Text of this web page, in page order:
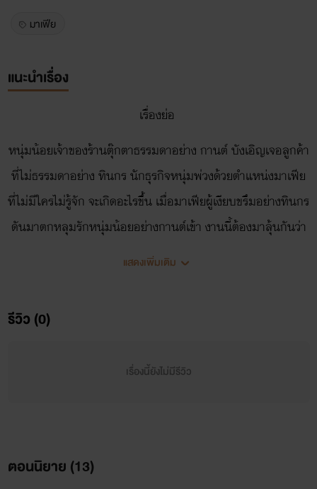
มาเฟีย
แนะนำเรื่อง
เรื่องย่อ
หนุ่มน้อยเจ้าของร้านตุ๊กตาธรรมดาอย่าง กานต์ บังเอิญเจอลูกค้า
ที่ไม่ธรรมดาอย่าง ทินกร นักธุรกิจหนุ่มพ่วงด้วยตำแหน่งมาเฟีย
ที่ไม่มีใครไม่รู้จัก จะเกิดอะไรขึ้น เมื่อมาเฟียผู้เงียบขรึมอย่างทินกร
ดันมาตกหลุมรักหนุ่มน้อยอย่างกานต์เข้า งานนี้ต้องมาลุ้นกันว่า
ทินกรจะสามารถพิชิตใจหนุ่มน้อยอย่างกานต์ได้หรือไม่
แสดงเพิ่มเติม
รีวิว (0)
เรื่องนี้ยังไม่มีรีวิว
ตอนนิยาย (13)